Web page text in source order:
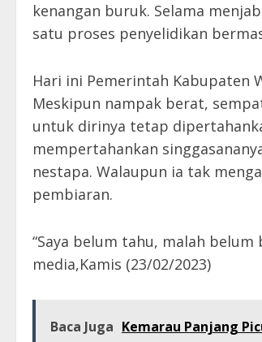
kenangan buruk. Selama
satu proses penyelidikan
Hari ini Pemerintah Kabupaten
Meskipun nampak berat,
untuk dirinya tetap
mempertahankan
nestapa. Walaupun ia tak
pembiaran.
“Saya belum tahu, malah
media,Kamis (23/02/2023)
Baca Juga Kemarau Panjang